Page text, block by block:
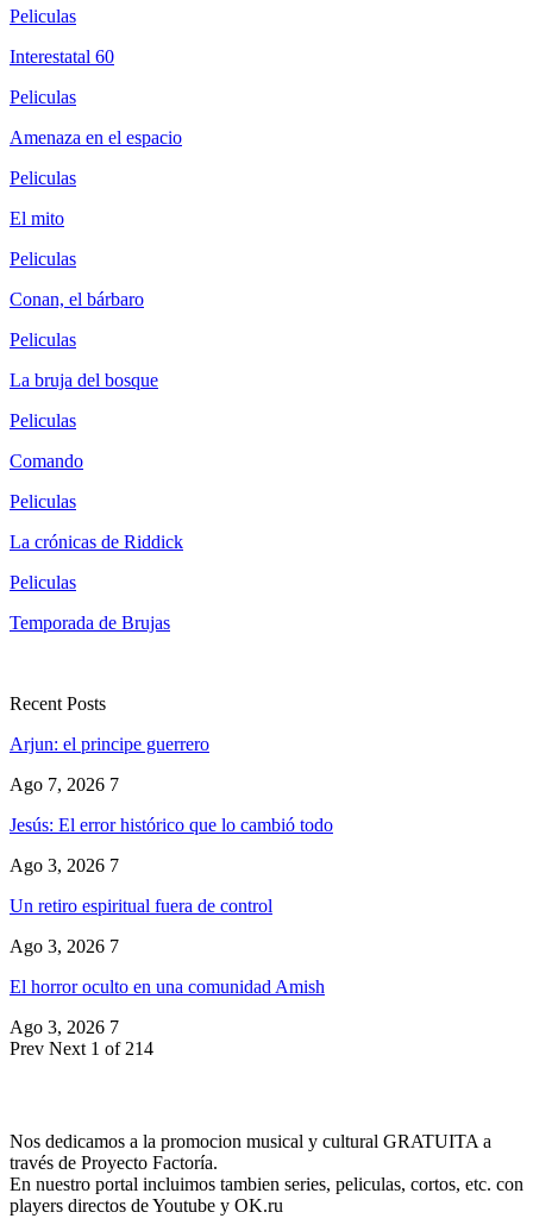
Peliculas
Interestatal 60
Peliculas
Amenaza en el espacio
Peliculas
El mito
Peliculas
Conan, el bárbaro
Peliculas
La bruja del bosque
Peliculas
Comando
Peliculas
La crónicas de Riddick
Peliculas
Temporada de Brujas
Recent Posts
Arjun: el principe guerrero
Ago 7, 2026 7
Jesús: El error histórico que lo cambió todo
Ago 3, 2026 7
Un retiro espiritual fuera de control
Ago 3, 2026 7
El horror oculto en una comunidad Amish
Ago 3, 2026 7
Prev Next 1 of 214
Nos dedicamos a la promocion musical y cultural GRATUITA a
través de Proyecto Factoría.
En nuestro portal incluimos tambien series, peliculas, cortos, etc. con
players directos de Youtube y OK.ru